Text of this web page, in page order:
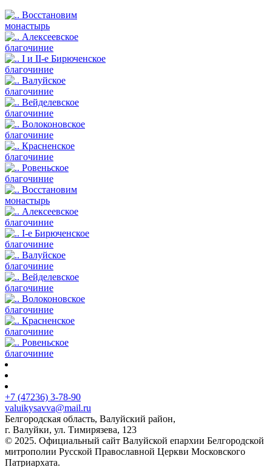
Восстановим
монастырь
Алексеевское
благочиние
I и II-е Бирюченское
благочиние
Валуйское
благочиние
Вейделевское
благочиние
Волоконовское
благочиние
Красненское
благочиние
Ровеньское
благочиние
Восстановим
монастырь
Алексеевское
благочиние
I-е Бирюченское
благочиние
Валуйское
благочиние
Вейделевское
благочиние
Волоконовское
благочиние
Красненское
благочиние
Ровеньское
благочиние
+7 (47236) 3-78-90
valuikysavva@mail.ru
Белгородская область, Валуйский район,
г. Валуйки, ул. Тимирязева, 123
© 2025. Официальный сайт Валуйской епархии Белгородской
митрополии Русской Православной Церкви Московского
Патриархата.